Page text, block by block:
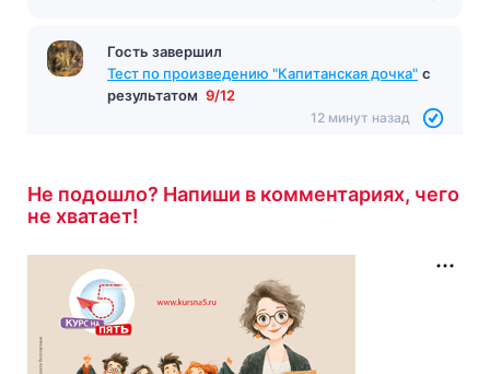
Гость завершил
Тест по произведению "Капитанская дочка" с
результатом 9/12
12 минут назад
Не подошло? Напиши в комментариях, чего
не хватает!